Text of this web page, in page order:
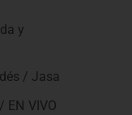
y
/ Jasa
EN VIVO